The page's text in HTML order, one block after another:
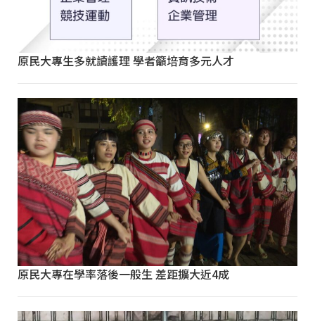
原民大專生多就讀護理 學者籲培育多元人才
原民大專在學率落後一般生 差距擴大近4成